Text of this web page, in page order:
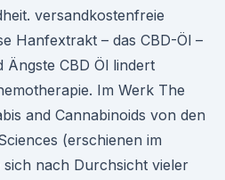
versandkostenfreie
Hanfextrakt – das CBD-Öl –
CBD Öl lindert
Im Werk The
and Cannabinoids von den
(erschienen im
nach Durchsicht vieler